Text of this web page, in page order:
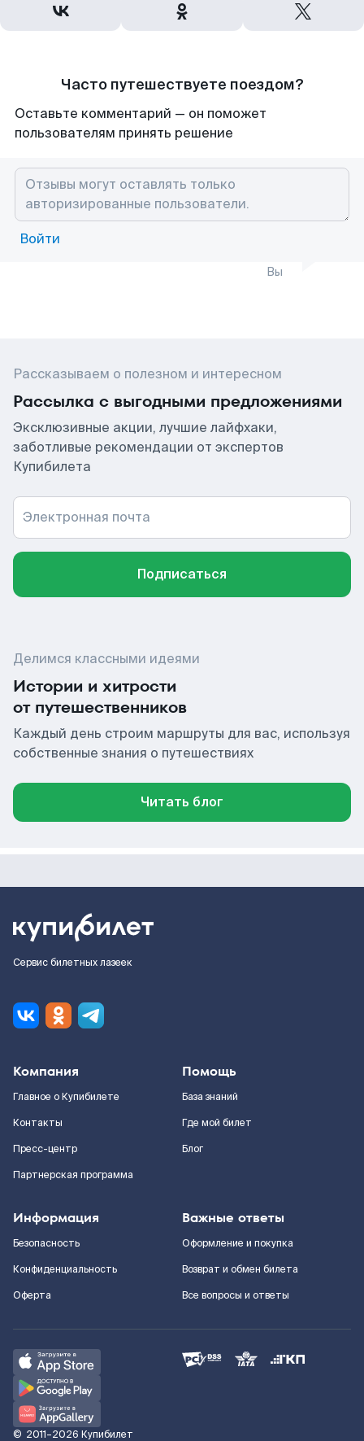
Часто путешествуете поездом?
Оставьте комментарий — он поможет
пользователям принять решение
Войти
Вы
Рассказываем о полезном и интересном
Рассылка с выгодными предложениями
Эксклюзивные акции, лучшие лайфхаки,
заботливые рекомендации от экспертов
Купибилета
Электронная почта
Подписаться
Делимся классными идеями
Истории и хитрости
от путешественников
Каждый день строим маршруты для вас, используя
собственные знания о путешествиях
Читать блог
Сервис билетных лазеек
Компания
Главное о Купибилете
Контакты
Пресс-центр
Партнерская программа
Помощь
База знаний
Где мой билет
Блог
Информация
Безопасность
Конфиденциальность
Оферта
Важные ответы
Оформление и покупка
Возврат и обмен билета
Все вопросы и ответы
© 2011–2026 Купибилет